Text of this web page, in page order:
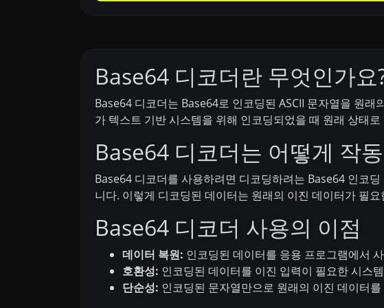
Base64 디코더란 무엇인가요
Base64 디코더는 Base64로 인코딩된 ASCII 문자열을 원
가 텍스트 기반 시스템을 위해 인코딩되었을 때 원래 상태
Base64 디코더는 어떻게 작
Base64 디코더를 사용하려면 디코딩하려는 Base64 인코
니다. 이렇게 디코딩된 데이터는 원래의 이진 데이터가 필
Base64 디코더 사용의 이점
데이터 복원: 인코딩된 데이터를 응용 프로그램에서
호환성: 인코딩된 데이터를 이진 입력이 필요한 시스
단순성: 인코딩된 문자열만으로 원래의 이진 데이터